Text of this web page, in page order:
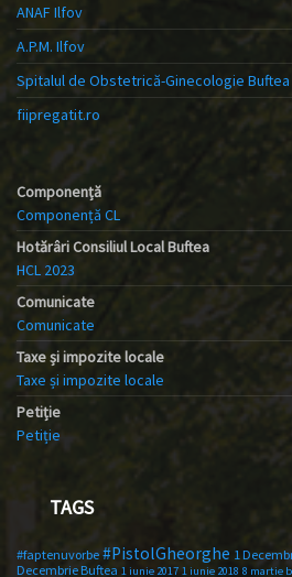
ANAF Ilfov
A.P.M. Ilfov
Spitalul de Obstetrică-Ginecologie Buftea
fiipregatit.ro
Componență
Componență CL
Hotărâri Consiliul Local Buftea
HCL 2023
Comunicate
Comunicate
Taxe și impozite locale
Taxe și impozite locale
Petiție
Petiție
TAGS
#faptenuvorbe #PistolGheorghe 1
Decembrie Buftea 1 iunie 2017 1 iunie 2018 8 martie